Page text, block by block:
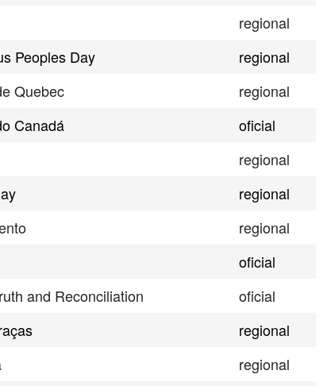
regional
Peoples Day
regional
Quebec
regional
Canadá
oficial
regional
regional
regional
oficial
and Reconciliation
oficial
regional
regional